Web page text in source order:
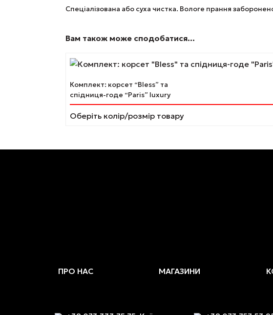
Спеціалізована або суха чистка. Вологе прання
Вам також може сподобатися…
Комплект: корсет “Bless” та
спідниця-годе “Paris” luxury
Оберіть колір/розмір товару
Цей
має
кілька
Параметри
ПРО НАС МАГАЗИНИ